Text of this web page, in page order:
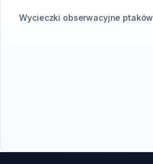
Wycieczki obserwacyjne ptaków